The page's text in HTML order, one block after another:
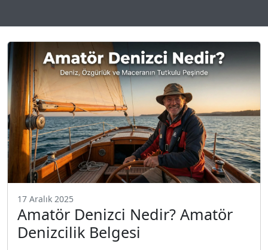
17 Aralık 2025
Amatör Denizci Nedir? Amatör
Denizcilik Belgesi